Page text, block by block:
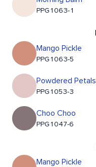
PPG1063-1
Mango Pickle
PPG1063-5
Powdered Petals
PPG1053-3
Choo Choo
PPG1047-6
Mango Pickle